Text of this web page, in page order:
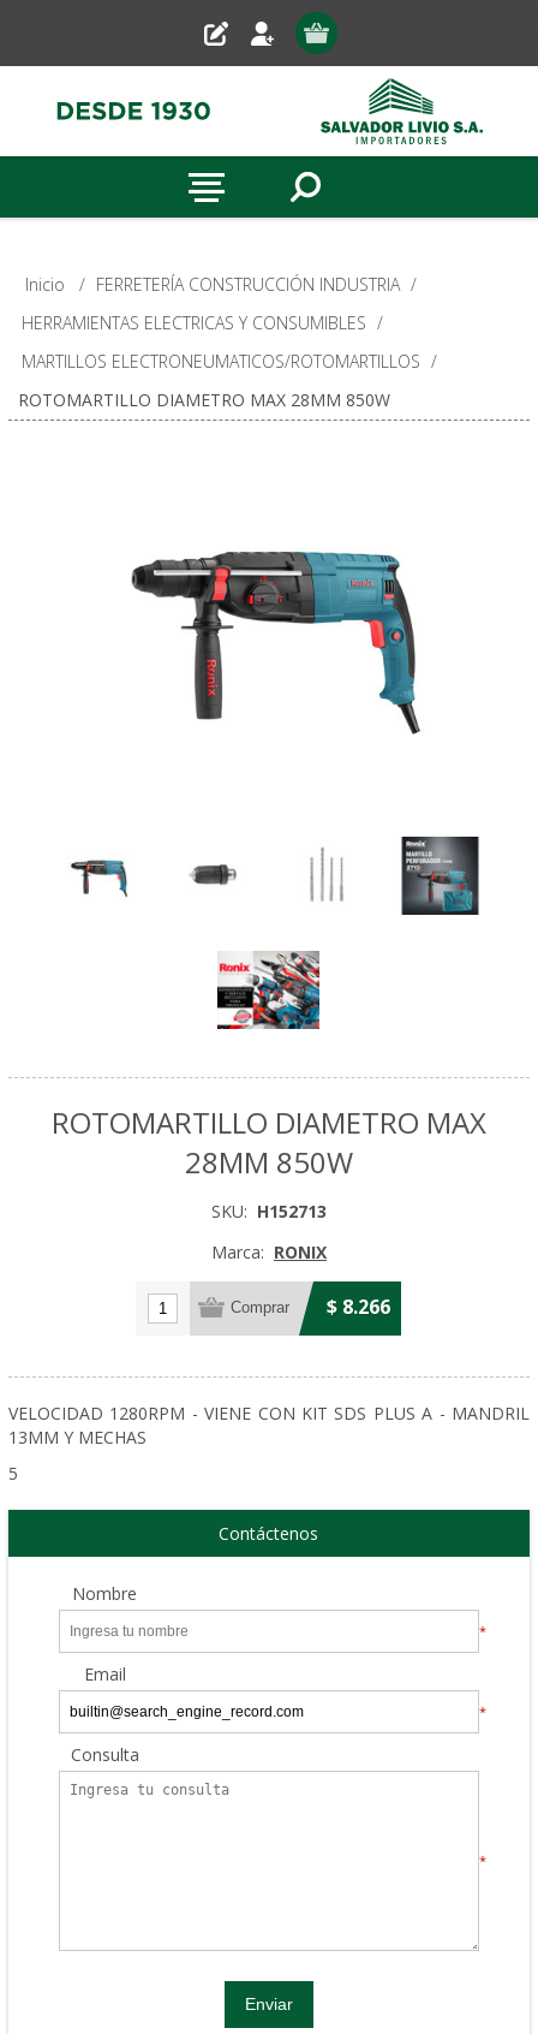
Inicio / FERRETERÍA CONSTRUCCIÓN INDUSTRIA /
HERRAMIENTAS ELECTRICAS Y CONSUMIBLES /
MARTILLOS ELECTRONEUMATICOS/ROTOMARTILLOS /
ROTOMARTILLO DIAMETRO MAX 28MM 850W
ROTOMARTILLO DIAMETRO MAX
28MM 850W
SKU: H152713
Marca: RONIX
$ 8.266
VELOCIDAD 1280RPM - VIENE CON KIT SDS PLUS A - MANDRIL
13MM Y MECHAS
5
Contáctenos
Nombre
*
Email
*
Consulta
*